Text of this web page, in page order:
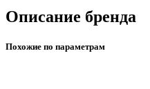
Описание бренда
Похожие по параметрам